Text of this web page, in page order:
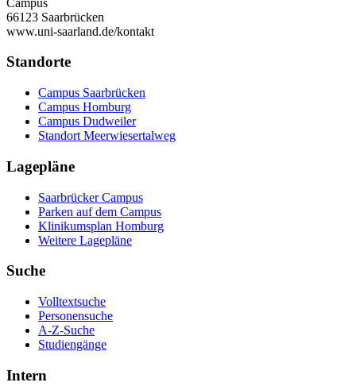
66123 Saarbrücken
www.uni-saarland.de/kontakt
Standorte
Campus Saarbrücken
Campus Homburg
Campus Dudweiler
Standort Meerwiesertalweg
Lagepläne
Saarbrücker Campus
Parken auf dem Campus
Klinikumsplan Homburg
Weitere Lagepläne
Suche
Volltextsuche
Personensuche
A-Z-Suche
Studiengänge
Intern